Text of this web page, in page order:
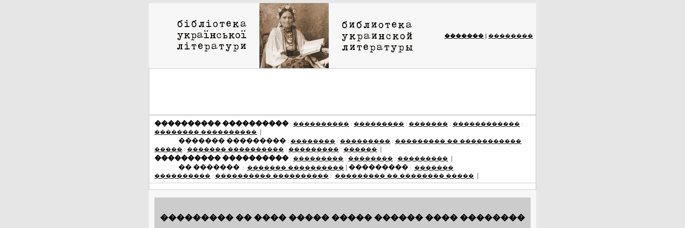
������� | ��������
���������� ���������� : ���������� : ��������� : ������� : ������������ :
�������� ����������
|
������� ��������� : �������� : ��������� : ��������� �� �����������
����� : ������� ���������� : ��������� : ������
|
���������� ���������� : ��������� : �������� : ���������
|
�� �������
: ������� ���������� | ��������� : �������
���������� : ���������� ���������� : ��������� �� �������� ����� |
��������� �� ���� ����� ����� ������ ���� ��������